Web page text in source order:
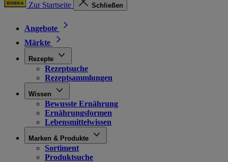
Zur Startseite Schließen
Angebote
Märkte
Rezepte
Rezeptsuche
Rezeptsammlungen
Wissen
Bewusste Ernährung
Ernährungsformen
Lebensmittelwissen
Marken & Produkte
Sortiment
Produktsuche